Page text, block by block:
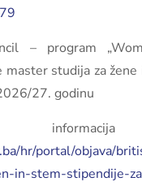
– program
master studija za žene
27. godinu
hr/portal/objava/
in-stem-stipendije-